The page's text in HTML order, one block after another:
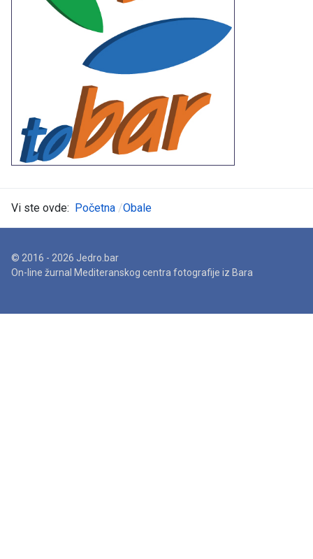
Vi ste ovde: Početna Obale
© 2016 - 2026 Jedro.bar
On-line žurnal Mediteranskog centra fotografije iz Bara